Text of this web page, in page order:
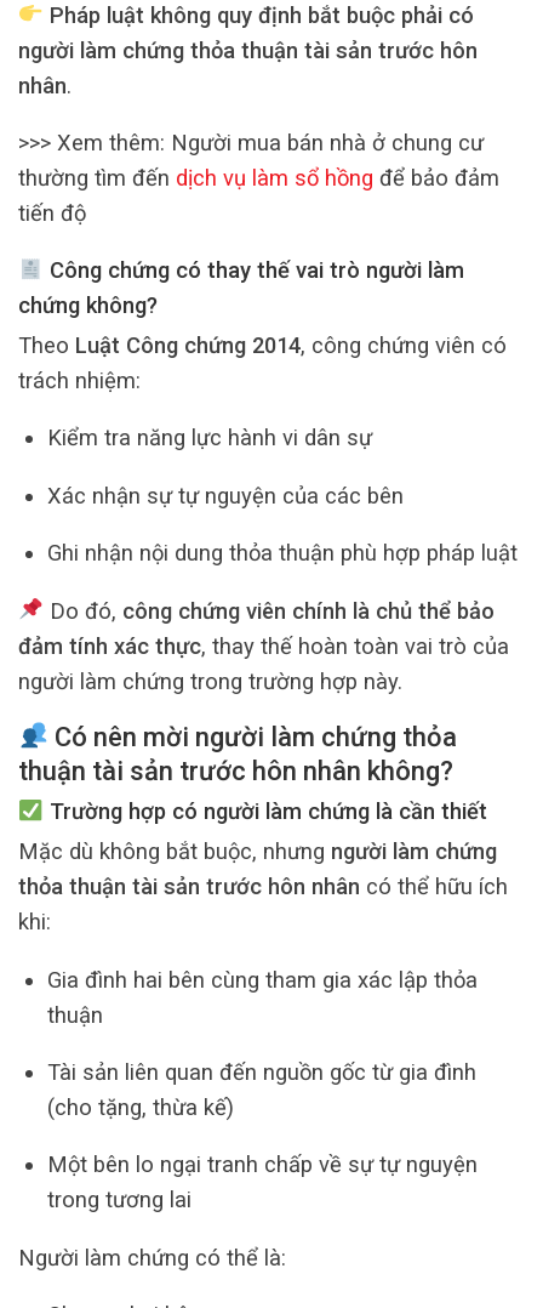
Pháp luật không quy định bắt buộc phải có
người làm chứng thỏa thuận tài sản trước hôn
nhân.
>>> Xem thêm: Người mua bán nhà ở chung cư
thường tìm đến dịch vụ làm sổ hồng để bảo đảm
tiến độ
Công chứng có thay thế vai trò người làm
chứng không?
Theo Luật Công chứng 2014, công chứng viên có
trách nhiệm:
Kiểm tra năng lực hành vi dân sự
Xác nhận sự tự nguyện của các bên
Ghi nhận nội dung thỏa thuận phù hợp pháp luật
Do đó, công chứng viên chính là chủ thể bảo
đảm tính xác thực, thay thế hoàn toàn vai trò của
người làm chứng trong trường hợp này.
Có nên mời người làm chứng thỏa
thuận tài sản trước hôn nhân không?
Trường hợp có người làm chứng là cần thiết
Mặc dù không bắt buộc, nhưng người làm chứng
thỏa thuận tài sản trước hôn nhân có thể hữu ích
khi:
Gia đình hai bên cùng tham gia xác lập thỏa
thuận
Tài sản liên quan đến nguồn gốc từ gia đình
(cho tặng, thừa kế)
Một bên lo ngại tranh chấp về sự tự nguyện
trong tương lai
Người làm chứng có thể là: